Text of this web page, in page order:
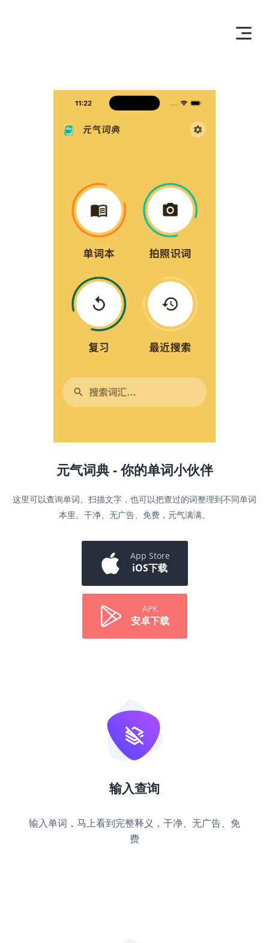
元气词典 -你的单词小伙伴
这里可以查询单词、扫描文字，也可以把查过的词整理到不同单词
本里。干净、无广告、免费，元气满满。
App Store
iOS下载
APK
安卓下载
输入查询
输入单词，马上看到完整释义，干净、无广告、免
费